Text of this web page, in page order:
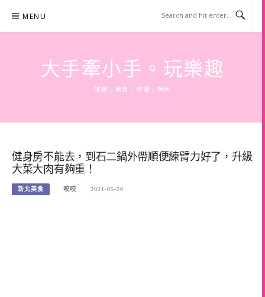
content
MENU
大手牽小手。玩樂趣
旅遊 | 美食 | 商攝 | 時尚
健身房不能去，到石二鍋外帶順便練臂力好了，升級
大菜大肉有夠重！
新北美食 咬咬 2021-05-20